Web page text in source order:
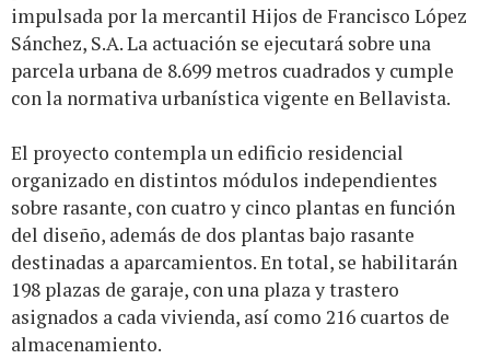
impulsada por la mercantil Hijos de Francisco López
Sánchez, S.A. La actuación se ejecutará sobre una
parcela urbana de 8.699 metros cuadrados y cumple
con la normativa urbanística vigente en Bellavista.
El proyecto contempla un edificio residencial
organizado en distintos módulos independientes
sobre rasante, con cuatro y cinco plantas en función
del diseño, además de dos plantas bajo rasante
destinadas a aparcamientos. En total, se habilitarán
198 plazas de garaje, con una plaza y trastero
asignados a cada vivienda, así como 216 cuartos de
almacenamiento.